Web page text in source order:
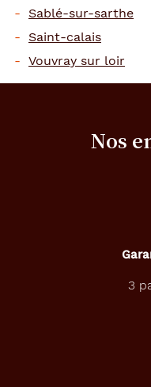
Sablé-sur-sarthe
Saint-calais
Vouvray sur loir
Nos
3